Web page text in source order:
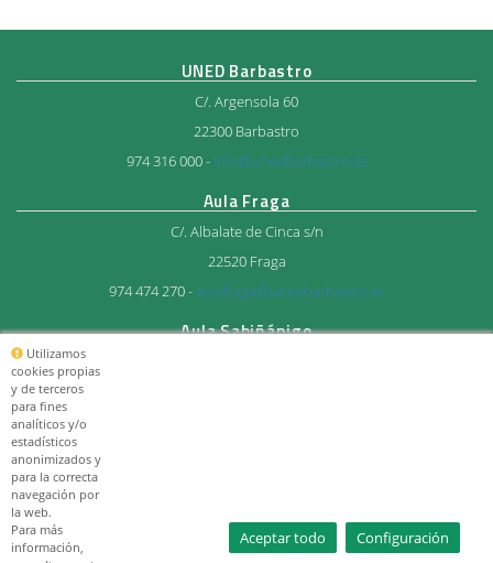
UNED Barbastro
C/. Argensola 60
22300 Barbastro
974 316 000 - info@unedbarbastro.es
Aula Fraga
C/. Albalate de Cinca s/n
22520 Fraga
974 474 270 -aulafraga@unedbarbastro.es
Aula Sabiñánigo
Utilizamos
cookies propias
y de terceros
para fines
analíticos y/o
estadísticos
anonimizados y
para la correcta
navegación por
la web.
Para más
información,
Aceptar todo Configuración